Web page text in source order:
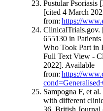
Pustular Psoriasis
[cited 4 March
from: https://
ClinicalTrials.gov.
655130 in
Who Took Part in
Full Text View -
2022]. Available
from: https://
Sampogna F, et
with different
36. British